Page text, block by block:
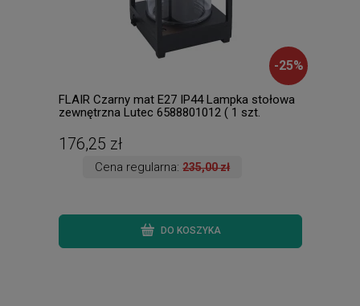
-25%
FLAIR Czarny mat E27 IP44 Lampka stołowa
zewnętrzna Lutec 6588801012 ( 1 szt.
176,25 zł
Cena regularna:235,00 zł
DO KOSZYKA